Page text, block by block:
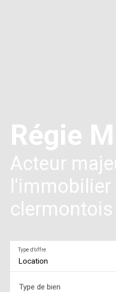
Régie
Acteur
l'immobilier
clermontois
Location
Type d'offre
Type de bien